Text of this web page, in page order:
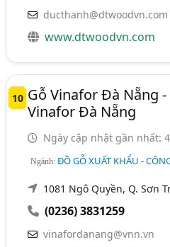
ducthanh@dtwoodvn.com
www.dtwoodvn.com
10 Gỗ Vinafor Đà Nẵng -
Vinafor Đà Nẵng
Ngày cập nhật gần nhất:
Ngành:ĐỒ GỖ XUẤT KHẨU -
1081 Ngô Quyền, Q. Sơn
(0236) 3831259
vinafordanang@vnn.vn